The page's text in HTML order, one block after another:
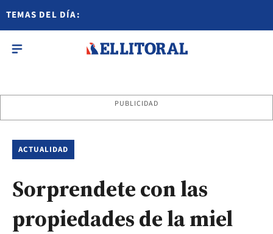
TEMAS DEL DÍA:
PUBLICIDAD
ACTUALIDAD
Sorprendete con las
propiedades de la miel